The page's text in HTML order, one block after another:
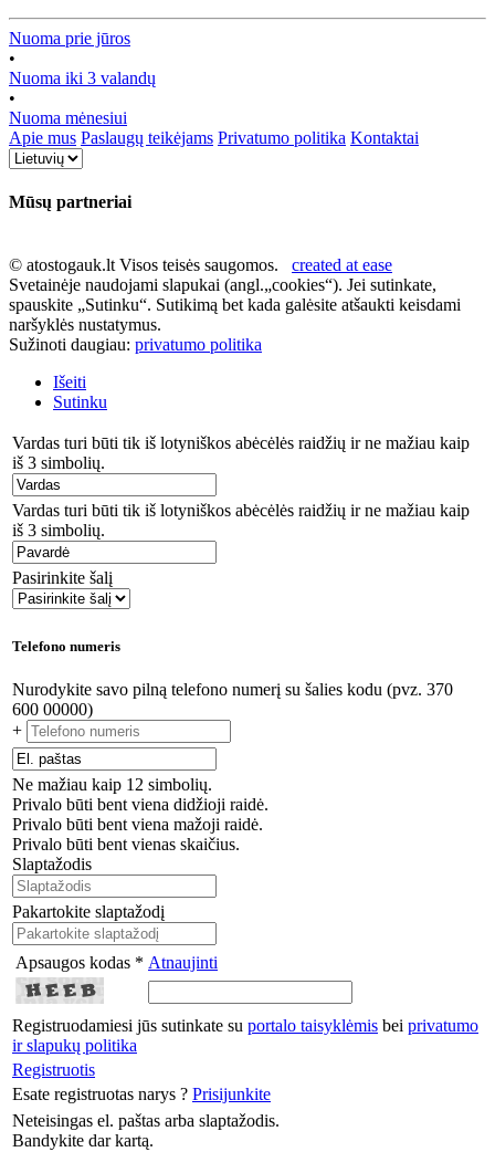
Nuoma prie jūros
•
Nuoma iki 3 valandų
•
Nuoma mėnesiui
Apie mus Paslaugų teikėjams Privatumo politika Kontaktai
Mūsų partneriai
© atostogauk.lt Visos teisės saugomos. created at ease
Svetainėje naudojami slapukai (angl.„cookies“). Jei sutinkate,
spauskite „Sutinku“. Sutikimą bet kada galėsite atšaukti keisdami
naršyklės nustatymus.
Sužinoti daugiau: privatumo politika
Išeiti
Sutinku
Vardas turi būti tik iš lotyniškos abėcėlės raidžių ir ne mažiau kaip
iš 3 simbolių.
Vardas turi būti tik iš lotyniškos abėcėlės raidžių ir ne mažiau kaip
iš 3 simbolių.
Pasirinkite šalį
Telefono numeris
Nurodykite savo pilną telefono numerį su šalies kodu (pvz. 370
600 00000)
+
Ne mažiau kaip 12 simbolių.
Privalo būti bent viena didžioji raidė.
Privalo būti bent viena mažoji raidė.
Privalo būti bent vienas skaičius.
Slaptažodis
Pakartokite slaptažodį
Apsaugos kodas * Atnaujinti
Registruodamiesi jūs sutinkate su portalo taisyklėmis bei privatumo
ir slapukų politika
Registruotis
Esate registruotas narys ? Prisijunkite
Neteisingas el. paštas arba slaptažodis.
Bandykite dar kartą.